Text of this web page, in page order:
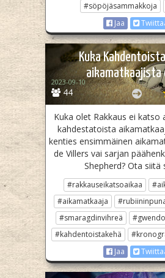
#söpöjäsammakkoja
Jaa
Kuka
aikamatkaajista
44
2023-09-10
Kuka olet Rakkaus ei katso
kahdestatoista
kenties ensimmäinen
de Villers vai sarjan
Shepherd? Ota siitä
#rakkauseikatsoaikaa
#aikamatkaaja
#smaragdinvihreä
#kahdentoistakehä
Jaa